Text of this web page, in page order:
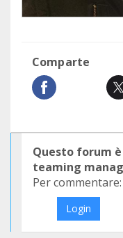
Comparte
Questo forum
teaming
Per commentare:
Login